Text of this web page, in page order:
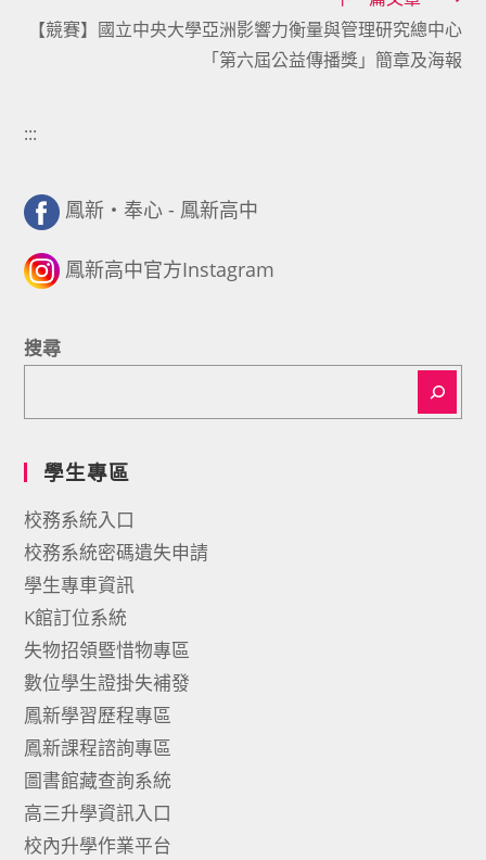
articles
【競賽】國立中央大學亞洲影響力衡量與管理研究總中心
「第六屆公益傳播獎」簡章及海報
:::
鳳新・奉心 - 鳳新高中
鳳新高中官方Instagram
搜尋
學生專區
校務系統入口
校務系統密碼遺失申請
學生專車資訊
K館訂位系統
失物招領暨惜物專區
數位學生證掛失補發
鳳新學習歷程專區
鳳新課程諮詢專區
圖書館藏查詢系統
高三升學資訊入口
校內升學作業平台